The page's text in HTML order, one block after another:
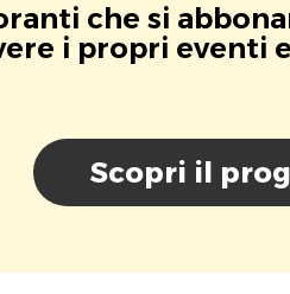
che si
i propri eventi
Scopri il